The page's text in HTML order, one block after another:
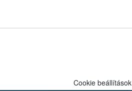
Cookie beállítások